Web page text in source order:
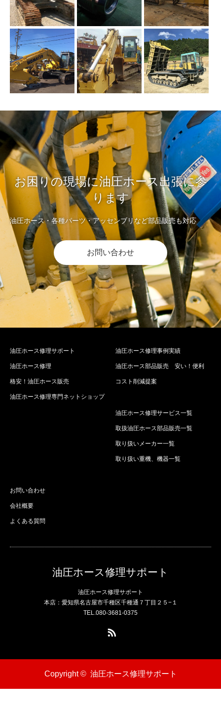
お困りの現場に油圧ホース出張に参
ります
油圧ホース・各種パーツ・アッセンブリなど部品販売も対応
お問い合わせ
油圧ホース修理サポート
油圧ホース修理
格安！油圧ホース販売
油圧ホース修理専門ネットショップ
油圧ホース修理事例実績
油圧ホース部品販売 安い！便利
コスト削減提案
油圧ホース修理サービス一覧
取扱油圧ホース部品販売一覧
取り扱いメーカー一覧
取り扱い重機、機器一覧
お問い合わせ
会社概要
よくある質問
油圧ホース修理サポート
油圧ホース修理サポート
本店：愛知県名古屋市千種区千種通７丁目２５−１
TEL.080-3681-0375
Copyright © 油圧ホース修理サポート